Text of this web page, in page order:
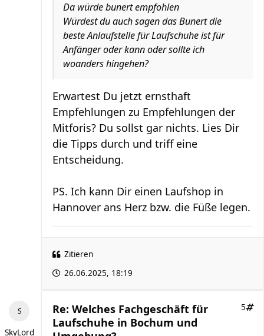
Da würde bunert empfohlen
Würdest du auch sagen das Bunert die
beste Anlaufstelle für Laufschuhe ist für
Anfänger oder kann oder sollte ich
woanders hingehen?
Erwartest Du jetzt ernsthaft
Empfehlungen zu Empfehlungen der
Mitforis? Du sollst gar nichts. Lies Dir
die Tipps durch und triff eine
Entscheidung.
PS. Ich kann Dir einen Laufshop in
Hannover ans Herz bzw. die Füße legen.
Zitieren
26.06.2025, 18:19
SkyLord
Re: Welches Fachgeschäft für
Laufschuhe in Bochum und
5